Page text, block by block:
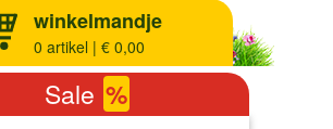
winkelmandje
0 artikel | € 0,00
Sale %